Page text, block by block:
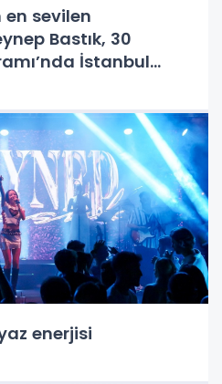
en sevilen
Bastık, 30
İstanbul
içinde geçti.
enerjisi